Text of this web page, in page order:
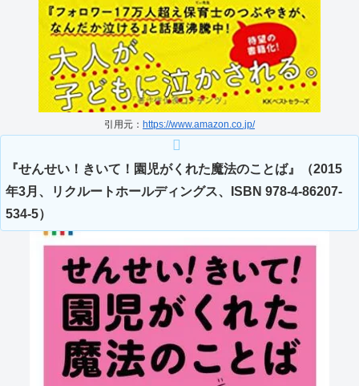
引用元： https://www.amazon .co.jp/
『せんせい！きいて！園児がくれた魔法のことば』（2015
年3月、リクルートホールディングス、ISBN 978-4-86207-
534-5）